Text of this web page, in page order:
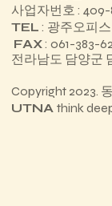
사업자번호 : 409-
TEL : 광주오피
FAX: 061-383-
전라남도 담양군
Copyright 2023.
UTNA think